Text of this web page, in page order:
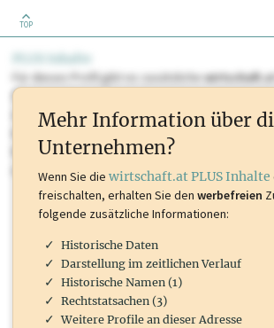
TOP
Für dieses Profil gibt es zusätzliche
Sie momentan nicht einsehen können. Schalten
oder loggen Sie sich ein um diese Inhalte zu
Marken, Patente, Rechtstatsachen, OTS-
mehr.
Mehr Information über
Unternehmen?
Wenn Sie die wirtschaft.at PLUS Inhalte
freischalten, erhalten Sie den werbefreien
folgende zusätzliche Informationen:
Historische Daten
Darstellung im zeitlichen Verlauf
Historische Namen (1)
Rechtstatsachen (3)
Weitere Profile an dieser Adresse